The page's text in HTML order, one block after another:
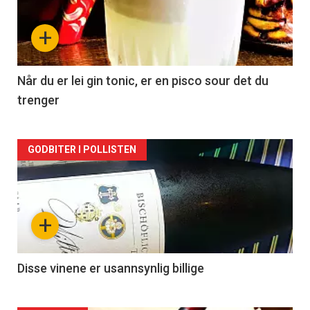
nå
-
2
+
Når du er lei gin tonic, er en pisco sour det du
trenger
Forsiden
akkurat
nå
3
+
GODBITER I POLLISTEN
Disse vinene er usannsynlig billige